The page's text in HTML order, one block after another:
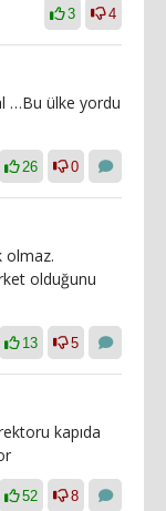
3 4
…Bu ülke yordu
26 0
olmaz.
olduğunu
13 5
kapıda
52 8